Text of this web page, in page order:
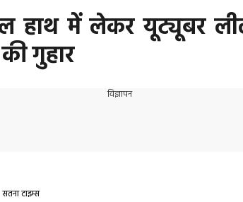
हाथ में लेकर यूट्यूबर
गुहार
विज्ञापन
सतना टाइम्स